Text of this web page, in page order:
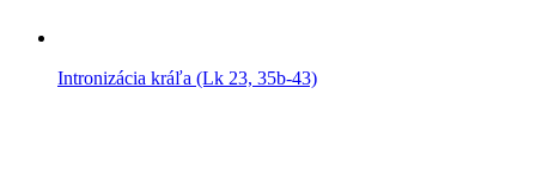
Intronizácia kráľa (Lk 23, 35b-43)